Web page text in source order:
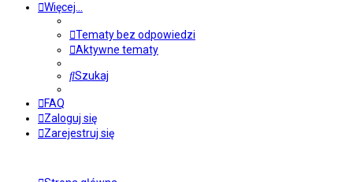
Więcej…
Tematy bez odpowiedzi
Aktywne tematy
Szukaj
FAQ
Zaloguj się
Zarejestruj się